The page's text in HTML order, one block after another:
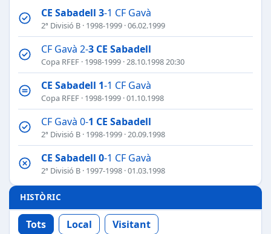
CE Sabadell 3-1 CF Gavà
2ª Divisió B · 1998-1999 · 06.02.1999
CF Gavà 2-3 CE Sabadell
Copa RFEF · 1998-1999 · 28.10.1998 20:30
CE Sabadell 1-1 CF Gavà
Copa RFEF · 1998-1999 · 01.10.1998
CF Gavà 0-1 CE Sabadell
2ª Divisió B · 1998-1999 · 20.09.1998
CE Sabadell 0-1 CF Gavà
2ª Divisió B · 1997-1998 · 01.03.1998
HISTÒRIC
Tots Local Visitant